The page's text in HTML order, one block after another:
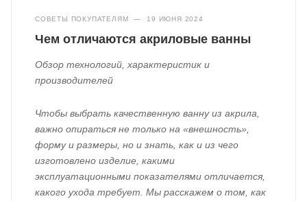
СОВЕТЫ ПОКУПАТЕЛЯМ — 19 ИЮНЯ 2024
Чем отличаются акриловые ванны
Обзор технологий, характеристик и
производителей
Чтобы выбрать качественную ванну из акрила,
важно опираться не только на «внешность»,
форму и размеры, но и знать, как и из чего
изготовлено изделие, какими
эксплуатационными показателями отличается,
какого ухода требует. Мы расскажем о том, как